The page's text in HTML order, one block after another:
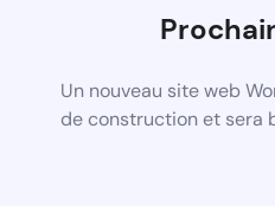
Un nouveau site web
de construction et sera